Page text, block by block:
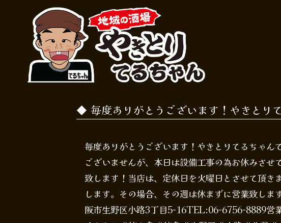
毎度ありがとうございます！やきとり
毎度ありがとうございます！やきとりてるちゃ
ございませんが、本日は設備工事の為お休みさ
致します！当店は、定休日を火曜日とさせて頂き
します。その場合、その週は休まずに営業致し
阪市生野区小路3丁目5-16TEL:06-6756-8889営